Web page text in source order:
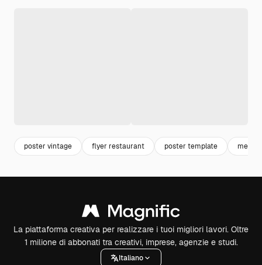
poster vintage flyer restaurant poster template menu
La piattaforma creativa per realizzare i tuoi migliori lavori. Oltre
1 milione di abbonati tra creativi, imprese, agenzie e studi.
Italiano